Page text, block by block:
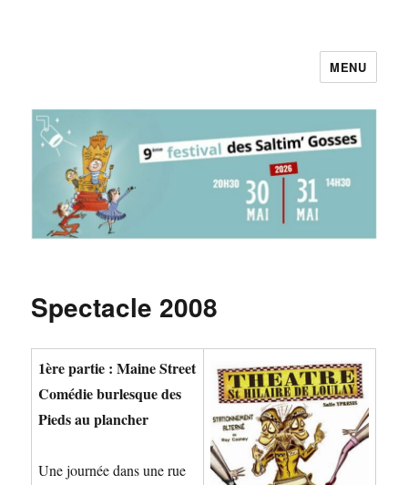
MENU
Spectacle 2008
1ère partie : Maine Street
Comédie burlesque des
Pieds au plancher
Une journée dans une rue